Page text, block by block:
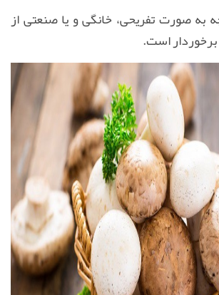
به صورت تفریحی، خانگی و یا صنعتی از
است.